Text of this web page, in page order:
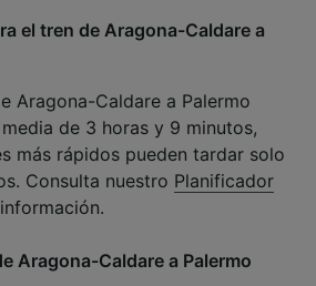
el tren de Aragona-Caldare a
Aragona-Caldare a Palermo
de 3 horas y 9 minutos,
más rápidos pueden tardar solo
Consulta nuestro Planificador
Aragona-Caldare a Palermo